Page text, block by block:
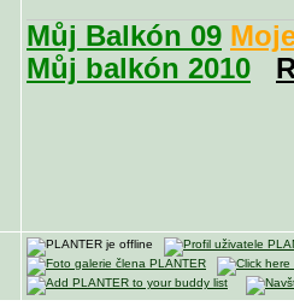
Můj Balkón 09
Můj balkón 2010